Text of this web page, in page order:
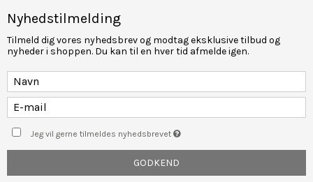
Nyhedstilmelding
Tilmeld dig vores nyhedsbrev og modtag eksklusive tilbud og
nyheder i shoppen. Du kan til en hver tid afmelde igen.
Jeg vil gerne tilmeldes nyhedsbrevet
GODKEND